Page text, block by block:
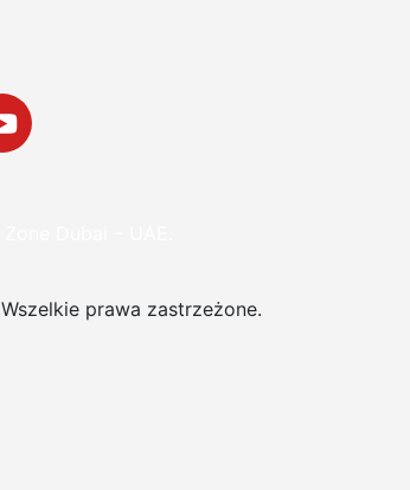
Wszelkie prawa zastrzeżone.